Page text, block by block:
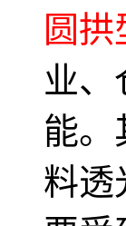
圆拱
业、
能。
料透